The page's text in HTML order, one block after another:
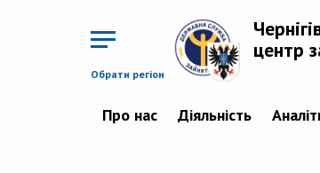
Обрати регіон
центр
Про нас Діяльність